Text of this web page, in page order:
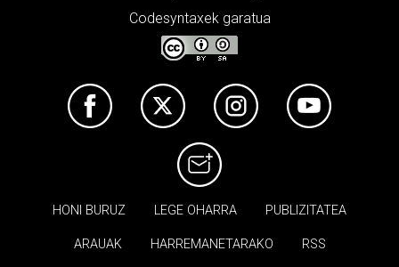
Codesyntaxek garatua
HONI BURUZ LEGE OHARRA PUBLIZITATEA
ARAUAK HARREMANETARAKO RSS